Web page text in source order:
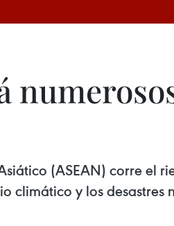
(ASEAN) corre el
climático y los desastres